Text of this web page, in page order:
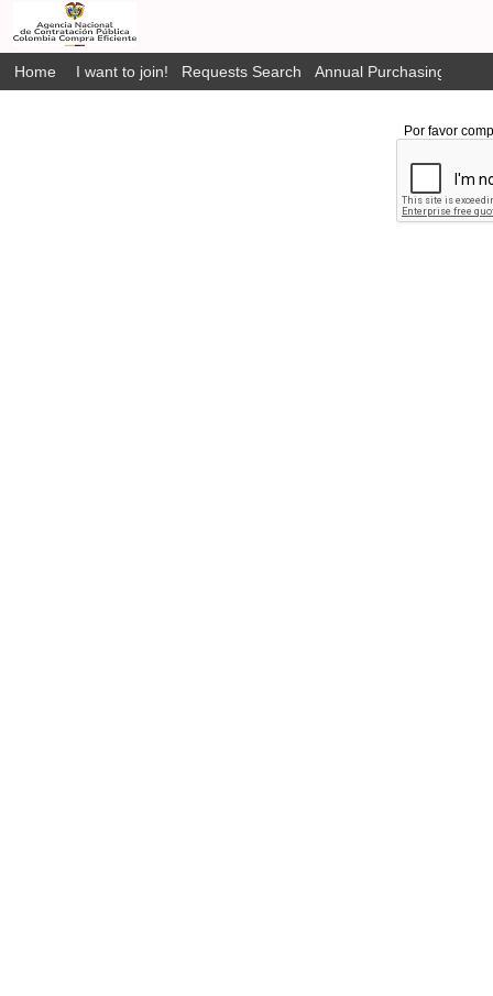
Home I want to join! Requests Search Annual Purchasing Plan
Por favor